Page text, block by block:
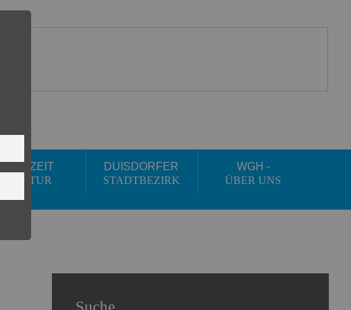
FREIZEIT
KULTUR
DUISDORFER
STADTBEZIRK
WGH -
ÜBER UNS